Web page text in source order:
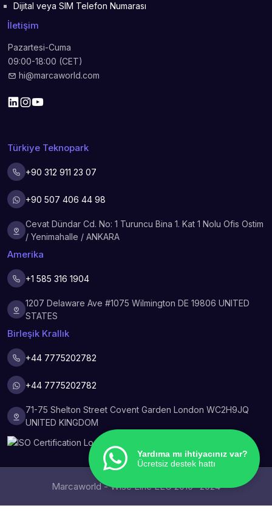
Dijital veya SIM Telefon Numarası
İletişim
Pazartesi-Cuma
09:00-18:00 (CET)
hi@marcaworld.com
Türkiye Teknopark
+90 312 911 23 07
+90 507 406 44 98
Cevat Dündar Cd. No: 1 Turuncu Bina 1. Kat 1 Nolu Ofis Ostim
/ Yenimahalle / ANKARA
Amerika
+1 585 316 1904
1207 Delaware Ave #1075 Wilmington DE 19806 UNITED
STATES
Birleşik Krallık
+44 7775202782
+44 7775202782
71-75 Shelton Street Covent Garden London WC2H9JQ
UNITED KINGDOM
Marcaworld - Wise Line LLC 2010- 2024
Yardıma mı ihtiyacınız var?
Ücretsiz destek hattı